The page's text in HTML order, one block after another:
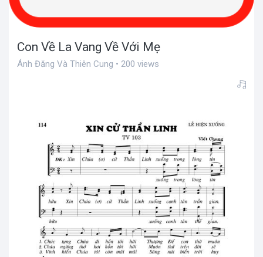
Con Về La Vang Về Với Mẹ
Ánh Đăng Và Thiên Cung • 200 views